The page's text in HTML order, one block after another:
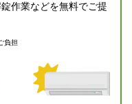
作業などを無料でご提
負担